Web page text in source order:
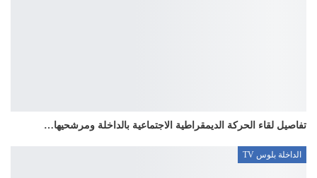
تفاصيل لقاء الحركة الديمقراطية الاجتماعية بالداخلة ومرشحيها…
الداخلة بلوس TV